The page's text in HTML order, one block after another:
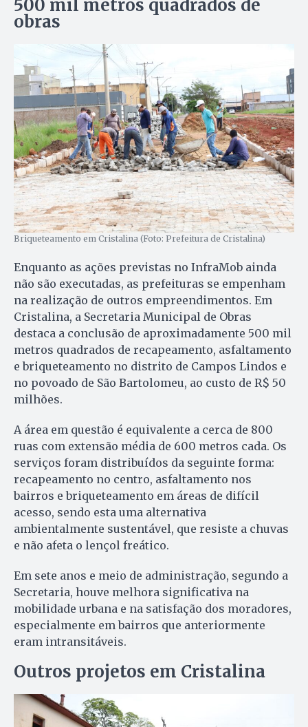
500 mil metros quadrados de
obras
Briqueteamento em Cristalina (Foto: Prefeitura de Cristalina)
Enquanto as ações previstas no InfraMob ainda
não são executadas, as prefeituras se empenham
na realização de outros empreendimentos. Em
Cristalina, a Secretaria Municipal de Obras
destaca a conclusão de aproximadamente 500 mil
metros quadrados de recapeamento, asfaltamento
e briqueteamento no distrito de Campos Lindos e
no povoado de São Bartolomeu, ao custo de R$ 50
milhões.
A área em questão é equivalente a cerca de 800
ruas com extensão média de 600 metros cada. Os
serviços foram distribuídos da seguinte forma:
recapeamento no centro, asfaltamento nos
bairros e briqueteamento em áreas de difícil
acesso, sendo esta uma alternativa
ambientalmente sustentável, que resiste a chuvas
e não afeta o lençol freático.
Em sete anos e meio de administração, segundo a
Secretaria, houve melhora significativa na
mobilidade urbana e na satisfação dos moradores,
especialmente em bairros que anteriormente
eram intransitáveis.
Outros projetos em Cristalina